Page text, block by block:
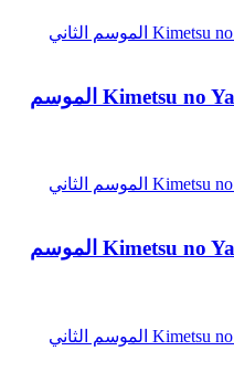
انمي قاتل الشياطين Kimetsu no Yaiba الموسم
انمي قاتل الشياطين Kimetsu no Yaiba الموسم